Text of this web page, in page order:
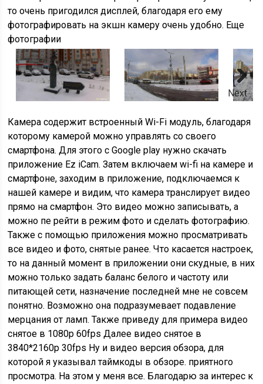
то очень пригодился дисплей, благодаря его ему
фотографировать на экшн камеру очень удобно. Еще
фотографии
Next
Камера содержит встроенный Wi-Fi модуль, благодаря
которому камерой можно управлять со своего
смартфона. Для этого с Google play нужно скачать
приложение Ez iCam. Затем включаем wi-fi на камере и
смартфоне, заходим в приложение, подключаемся к
нашей камере и видим, что камера транслирует видео
прямо на смартфон. Это видео можно записывать, а
можно пе рейти в режим фото и сделать фотографию.
Также с помощью приложения можно просматривать
все видео и фото, снятые ранее. Что касается настроек,
то на данный момент в приложении они скудные, в них
можно только задать баланс белого и частоту или
питающей сети, назначение последней мне не совсем
понятно. Возможно она подразумевает подавление
мерцания от ламп. Также приведу для примера видео
снятое в 1080р 60fps Далее видео снятое в
3840*2160р 30fps Ну и видео версия обзора, для
которой я указывал таймкоды в обзоре. приятного
просмотра. На этом у меня все. Благодарю за интерес к